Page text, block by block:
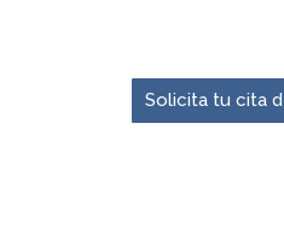
Solicita tu cita